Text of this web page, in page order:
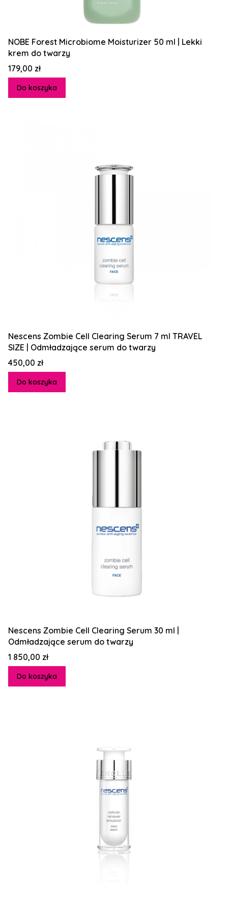
NOBE Forest Microbiome Moisturizer 50 ml | Lekki
krem do twarzy
Cena
179,00 zł
Do koszyka
Nescens Zombie Cell Clearing Serum 7 ml TRAVEL
SIZE | Odmładzające serum do twarzy
Cena
450,00 zł
Do koszyka
Nescens Zombie Cell Clearing Serum 30 ml |
Odmładzające serum do twarzy
Cena
1 850,00 zł
Do koszyka